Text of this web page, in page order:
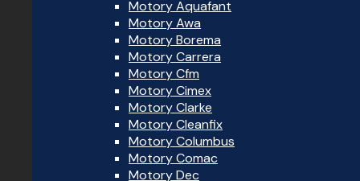
Motory Aquafant
Motory Awa
Motory Borema
Motory Carrera
Motory Cfm
Motory Cimex
Motory Clarke
Motory Cleanfix
Motory Columbus
Motory Comac
Motory Dec